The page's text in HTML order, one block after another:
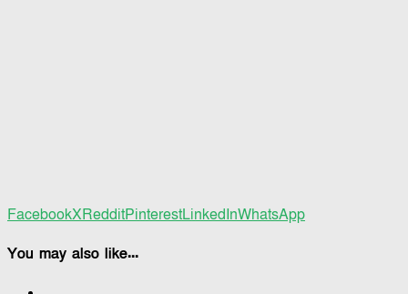
FacebookXRedditPinterestLinkedInWhatsApp
You may also like...